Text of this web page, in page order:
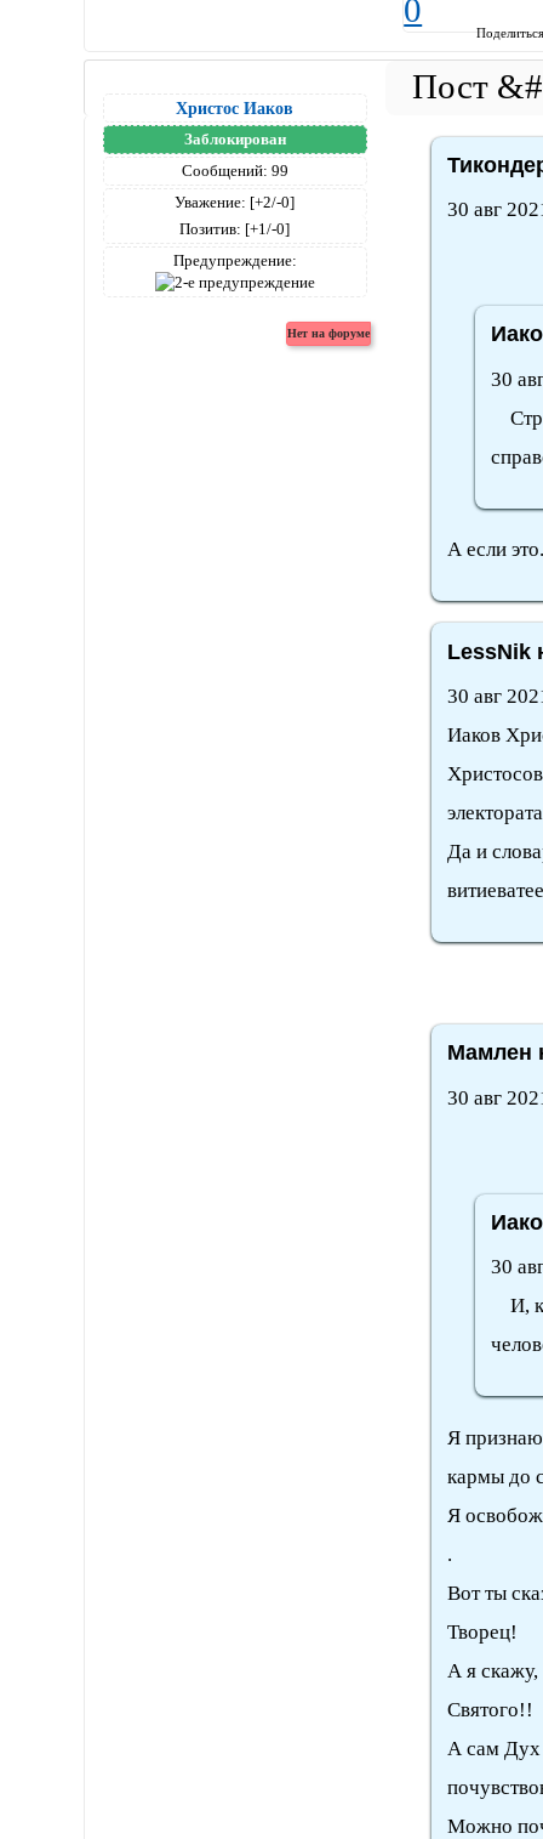
0
Христос Иаков
Заблокирован
Сообщений: 99
Уважение: [+2/-0]
Позитив: [+1/-0]
Предупреждение:
30 авг
30
А если
LessNik
30 авг
Иаков
Да и
Мамлен
30 авг
30
И,
Я признаю
кармы до
Я
.
Вот ты
Творец!
А я скажу,
Святого!!
А сам Дух
Можно